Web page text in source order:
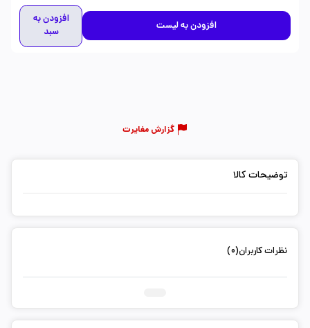
افزودن به لیست
افزودن به
سبد
گزارش مغایرت
توضیحات کالا
نظرات کاربران(0)